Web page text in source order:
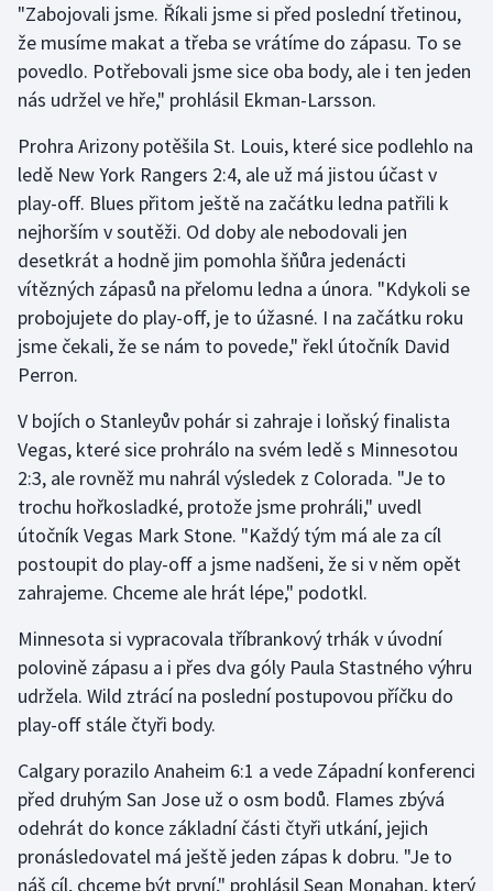
Veslování
Vodní slalom
Ostatní
"Zabojovali jsme. Říkali jsme si před poslední třetinou,
že musíme makat a třeba se vrátíme do zápasu. To se
povedlo. Potřebovali jsme sice oba body, ale i ten jeden
nás udržel ve hře," prohlásil Ekman-Larsson.
Prohra Arizony potěšila St. Louis, které sice podlehlo na
ledě New York Rangers 2:4, ale už má jistou účast v
play-off. Blues přitom ještě na začátku ledna patřili k
nejhorším v soutěži. Od doby ale nebodovali jen
desetkrát a hodně jim pomohla šňůra jedenácti
vítězných zápasů na přelomu ledna a února. "Kdykoli se
probojujete do play-off, je to úžasné. I na začátku roku
jsme čekali, že se nám to povede," řekl útočník David
Perron.
V bojích o Stanleyův pohár si zahraje i loňský finalista
Vegas, které sice prohrálo na svém ledě s Minnesotou
2:3, ale rovněž mu nahrál výsledek z Colorada. "Je to
trochu hořkosladké, protože jsme prohráli," uvedl
útočník Vegas Mark Stone. "Každý tým má ale za cíl
postoupit do play-off a jsme nadšeni, že si v něm opět
zahrajeme. Chceme ale hrát lépe," podotkl.
Minnesota si vypracovala tříbrankový trhák v úvodní
polovině zápasu a i přes dva góly Paula Stastného výhru
udržela. Wild ztrácí na poslední postupovou příčku do
play-off stále čtyři body.
Calgary porazilo Anaheim 6:1 a vede Západní konferenci
před druhým San Jose už o osm bodů. Flames zbývá
odehrát do konce základní části čtyři utkání, jejich
pronásledovatel má ještě jeden zápas k dobru. "Je to
náš cíl, chceme být první," prohlásil Sean Monahan, který